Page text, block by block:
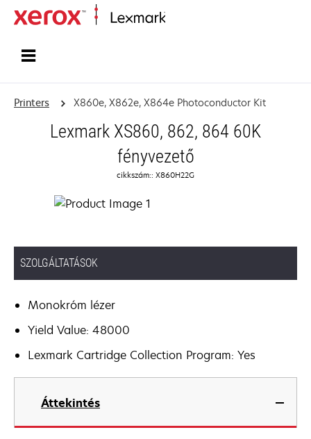
Printers X860e, X862e, X864e Photoconductor Kit
Lexmark XS860, 862, 864 60K
fényvezető
cikkszám:: X860H22G
SZOLGÁLTATÁSOK
Monokróm lézer
Yield Value: 48000
Lexmark Cartridge Collection Program: Yes
Áttekintés